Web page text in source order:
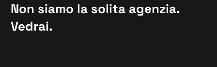
Non siamo la solita agenzia.
Vedrai.